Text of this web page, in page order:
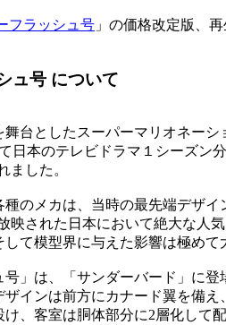
フラッシュ号 」の価格改定版、
ュ号 について
台としたスーパーマリオネー
日本のテレビドラマ１シーズ
ました。
のメカは、当時の最先端デザ
された日本において絶大な人気
て模型界に与えた影響は極め
」は、「サンダーバード」に
インは前方にカナード翼を備
、客室は胴体部分に2層化して